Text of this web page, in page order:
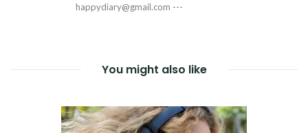
happydiary@gmail.com ---
You might also like